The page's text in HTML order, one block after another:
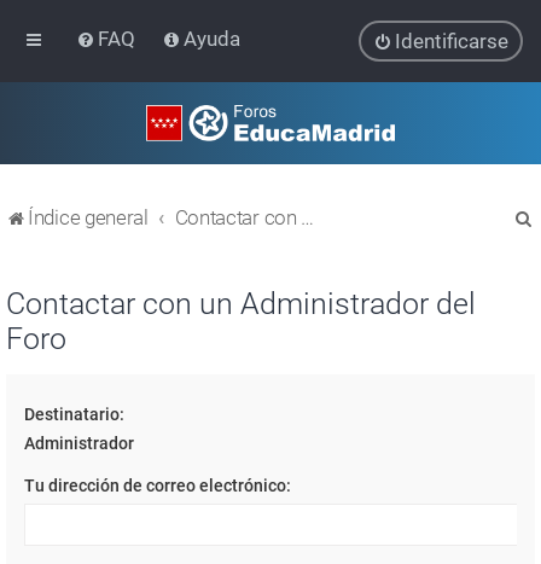
FAQ Ayuda Identificarse
Índice general Contactar con un Administrador del Foro
Contactar con un Administrador del
Foro
Destinatario:
Administrador
Tu dirección de correo electrónico: